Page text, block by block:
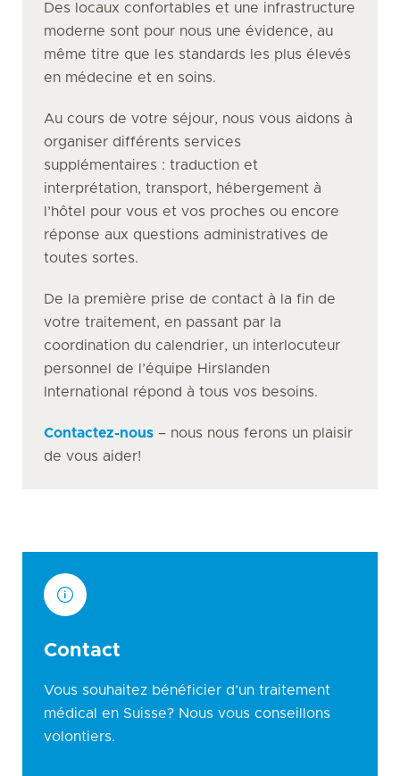
Des locaux confortables et une infrastructure
moderne sont pour nous une évidence, au
même titre que les standards les plus élevés
en médecine et en soins.
Au cours de votre séjour, nous vous aidons à
organiser différents services
supplémentaires : traduction et
interprétation, transport, hébergement à
l’hôtel pour vous et vos proches ou encore
réponse aux questions administratives de
toutes sortes.
De la première prise de contact à la fin de
votre traitement, en passant par la
coordination du calendrier, un interlocuteur
personnel de l’équipe Hirslanden
International répond à tous vos besoins.
Contactez-nous – nous nous ferons un plaisir
de vous aider!
Contact
Vous souhaitez bénéficier d’un traitement
médical en Suisse? Nous vous conseillons
volontiers.